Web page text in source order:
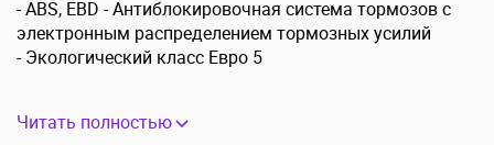
- ABS, EBD - Антиблокировочная система тормозов с
электронным распределением тормозных усилий
- Экологический класс Евро 5
Читать полностью